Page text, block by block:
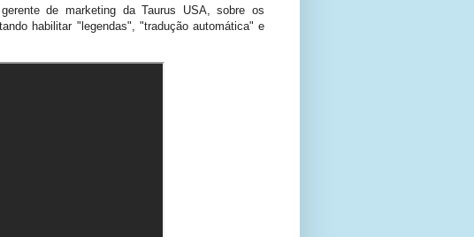
de marketing da Taurus USA, sobre os
habilitar "legendas", "tradução automática" e